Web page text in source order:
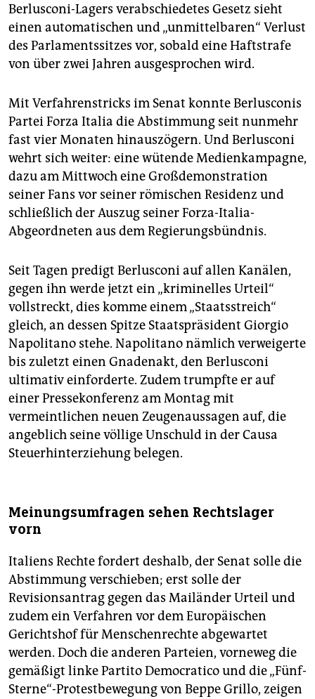
Berlusconi-Lagers verabschiedetes Gesetz sieht
einen automatischen und „unmittelbaren“ Verlust
des Parlamentssitzes vor, sobald eine Haftstrafe
von über zwei Jahren ausgesprochen wird.
Mit Verfahrenstricks im Senat konnte Berlusconis
Partei Forza Italia die Abstimmung seit nunmehr
fast vier Monaten hinauszögern. Und Berlusconi
wehrt sich weiter: eine wütende Medienkampagne,
dazu am Mittwoch eine Großdemonstration
seiner Fans vor seiner römischen Residenz und
schließlich der Auszug seiner Forza-Italia-
Abgeordneten aus dem Regierungsbündnis.
Seit Tagen predigt Berlusconi auf allen Kanälen,
gegen ihn werde jetzt ein „kriminelles Urteil“
vollstreckt, dies komme einem „Staatsstreich“
gleich, an dessen Spitze Staatspräsident Giorgio
Napolitano stehe. Napolitano nämlich verweigerte
bis zuletzt einen Gnadenakt, den Berlusconi
ultimativ einforderte. Zudem trumpfte er auf
einer Pressekonferenz am Montag mit
vermeintlichen neuen Zeugenaussagen auf, die
angeblich seine völlige Unschuld in der Causa
Steuerhinterziehung belegen.
Meinungsumfragen sehen Rechtslager
vorn
Italiens Rechte fordert deshalb, der Senat solle die
Abstimmung verschieben; erst solle der
Revisionsantrag gegen das Mailänder Urteil und
zudem ein Verfahren vor dem Europäischen
Gerichtshof für Menschenrechte abgewartet
werden. Doch die anderen Parteien, vorneweg die
gemäßigt linke Partito Democratico und die „Fünf-
Sterne“-Protestbewegung von Beppe Grillo, zeigen